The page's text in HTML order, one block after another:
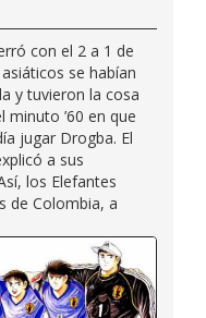
con el 2 a 1 de
se habían
y tuvieron la cosa
’60 en que
jugar Drogba. El
a sus
los Elefantes
de Colombia, a